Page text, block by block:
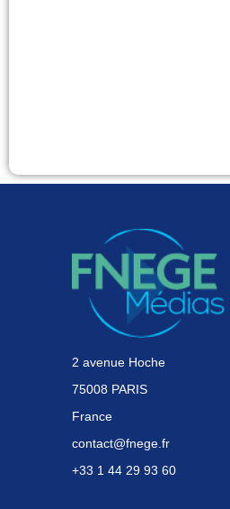
2 avenue Hoche
75008 PARIS
France
contact@fnege.fr
+33 1 44 29 93 60